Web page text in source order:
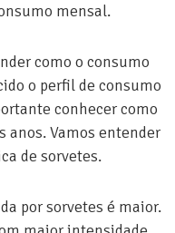
mensal.
como o consumo
o perfil de consumo
conhecer como
anos. Vamos entender
de sorvetes.
por sorvetes é maior.